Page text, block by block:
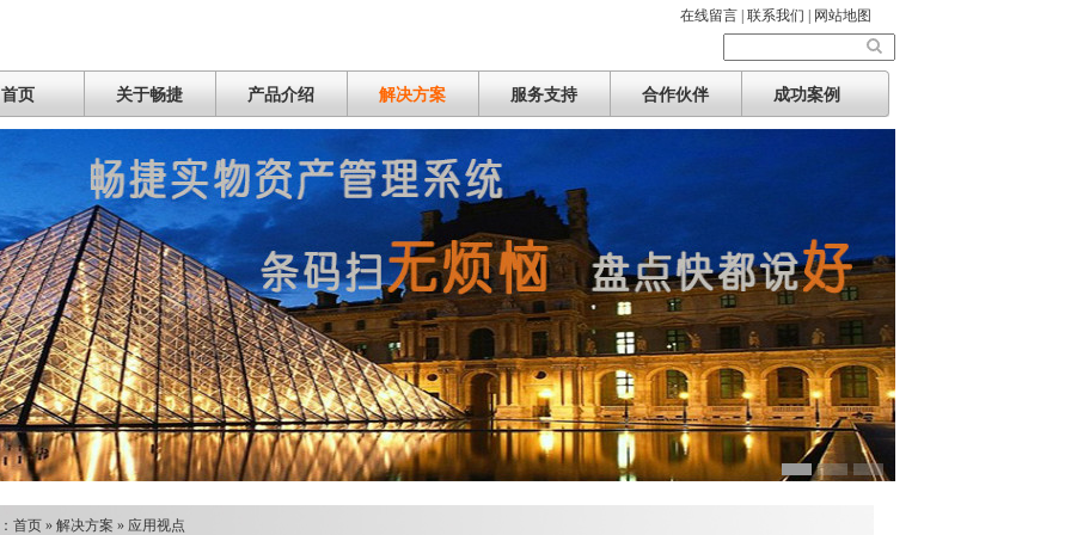
在线留言 | 联系我们 | 网站地图
首页 关于畅捷 产品介绍 解决方案 服务支持 合作伙伴 成功案例
首页 » 解决方案 » 应用视点